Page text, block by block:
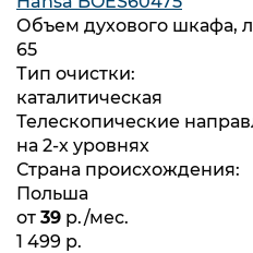
Объем духового шкафа,
65
Тип очистки:
каталитическая
Телескопические
на 2-х уровнях
Страна происхождения:
Польша
от 39 р./мес.
1 499 р.